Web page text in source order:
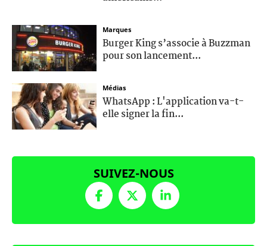
Marques
Burger King s’associe à Buzzman
pour son lancement...
Médias
WhatsApp : L'application va-t-
elle signer la fin...
SUIVEZ-NOUS